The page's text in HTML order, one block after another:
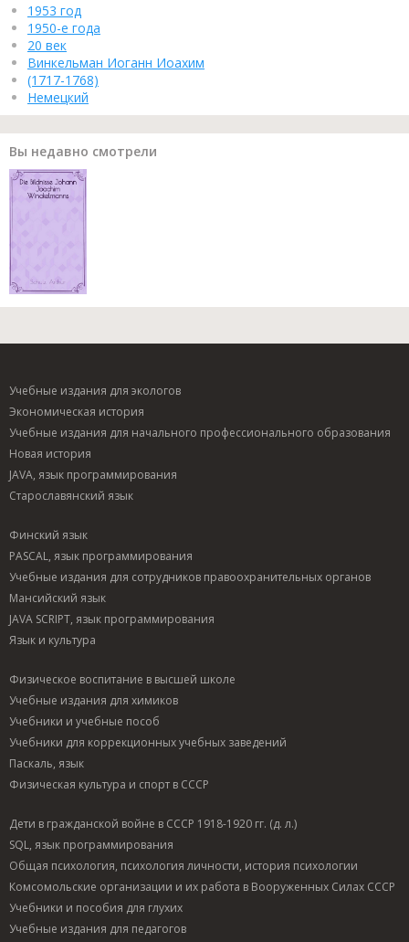
1953 год
1950-е года
20 век
Винкельман Иоганн Иоахим
(1717-1768)
Немецкий
Вы недавно смотрели
Учебные издания для экологов
Экономическая история
Учебные издания для начального профессионального образования
Новая история
JAVA, язык программирования
Старославянский язык
Финский язык
PASCAL, язык программирования
Учебные издания для сотрудников правоохранительных органов
Мансийский язык
JAVA SCRIPT, язык программирования
Язык и культура
Физическое воспитание в высшей школе
Учебные издания для химиков
Учебники и учебные пособ
Учебники для коррекционных учебных заведений
Паскаль, язык
Физическая культура и спорт в СССР
Дети в гражданской войне в СССР 1918-1920 гг. (д. л.)
SQL, язык программирования
Общая психология, психология личности, история психологии
Комсомольские организации и их работа в Вооруженных Силах СССР
Учебники и пособия для глухих
Учебные издания для педагогов